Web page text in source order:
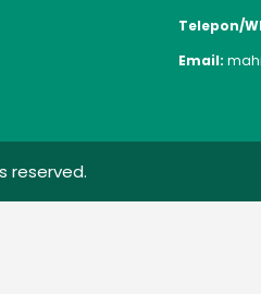
Telepon/
Email:
reserved.